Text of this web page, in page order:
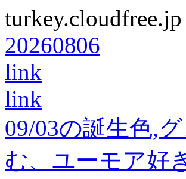
turkey.cloudfree.jp
20260806
link
link
09/03の誕生色,
む、ユーモア好